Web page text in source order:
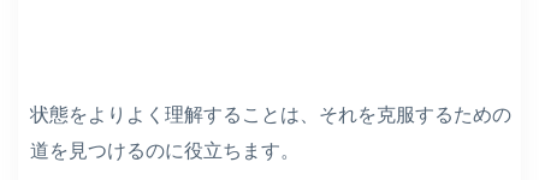
状態をよりよく理解することは、それを克服するための
道を見つけるのに役立ちます。